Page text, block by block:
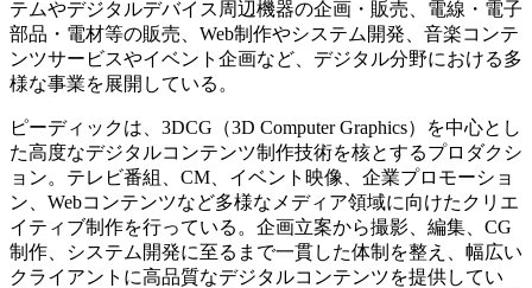
テムやデジタルデバイス周辺機器の企画・販売、電線・電子
部品・電材等の販売、Web制作やシステム開発、音楽コンテ
ンツサービスやイベント企画など、デジタル分野における多
様な事業を展開している。
ピーディックは、3DCG（3D Computer Graphics）を中心とし
た高度なデジタルコンテンツ制作技術を核とするプロダクシ
ョン。テレビ番組、CM、イベント映像、企業プロモーショ
ン、Webコンテンツなど多様なメディア領域に向けたクリエ
イティブ制作を行っている。企画立案から撮影、編集、CG
制作、システム開発に至るまで一貫した体制を整え、幅広い
クライアントに高品質なデジタルコンテンツを提供してい